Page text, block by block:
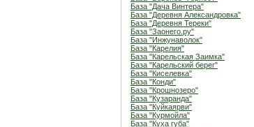
База "Дача Винтера"
База "Деревня Александровка"
База "Деревня Тереки"
База "Заонего.ру"
База "Инжунаволок"
База "Карелия"
База "Карельская Заимка"
База "Карельский берег"
База "Киселевка"
База "Конди"
База "Крошнозеро"
База "Кузаранда"
База "Куйкаярви"
База "Курмойла"
База "Куха губа"